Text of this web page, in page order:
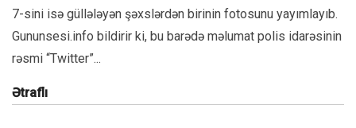
7-sini isə güllələyən şəxslərdən birinin fotosunu yayımlayıb.
Gununsesi.info bildirir ki, bu barədə məlumat polis idarəsinin
rəsmi “Twitter”...
Ətraflı